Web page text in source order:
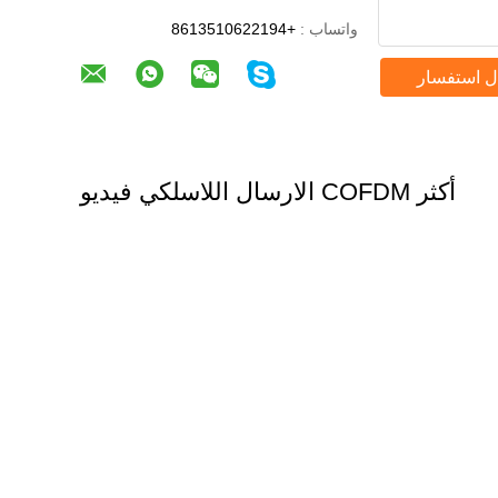
واتساب : +8613510622194
استفسار
أكثر COFDM الارسال اللاسلكي فيديو